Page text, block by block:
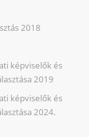
2018
képviselők és
2019
képviselők és
2024.